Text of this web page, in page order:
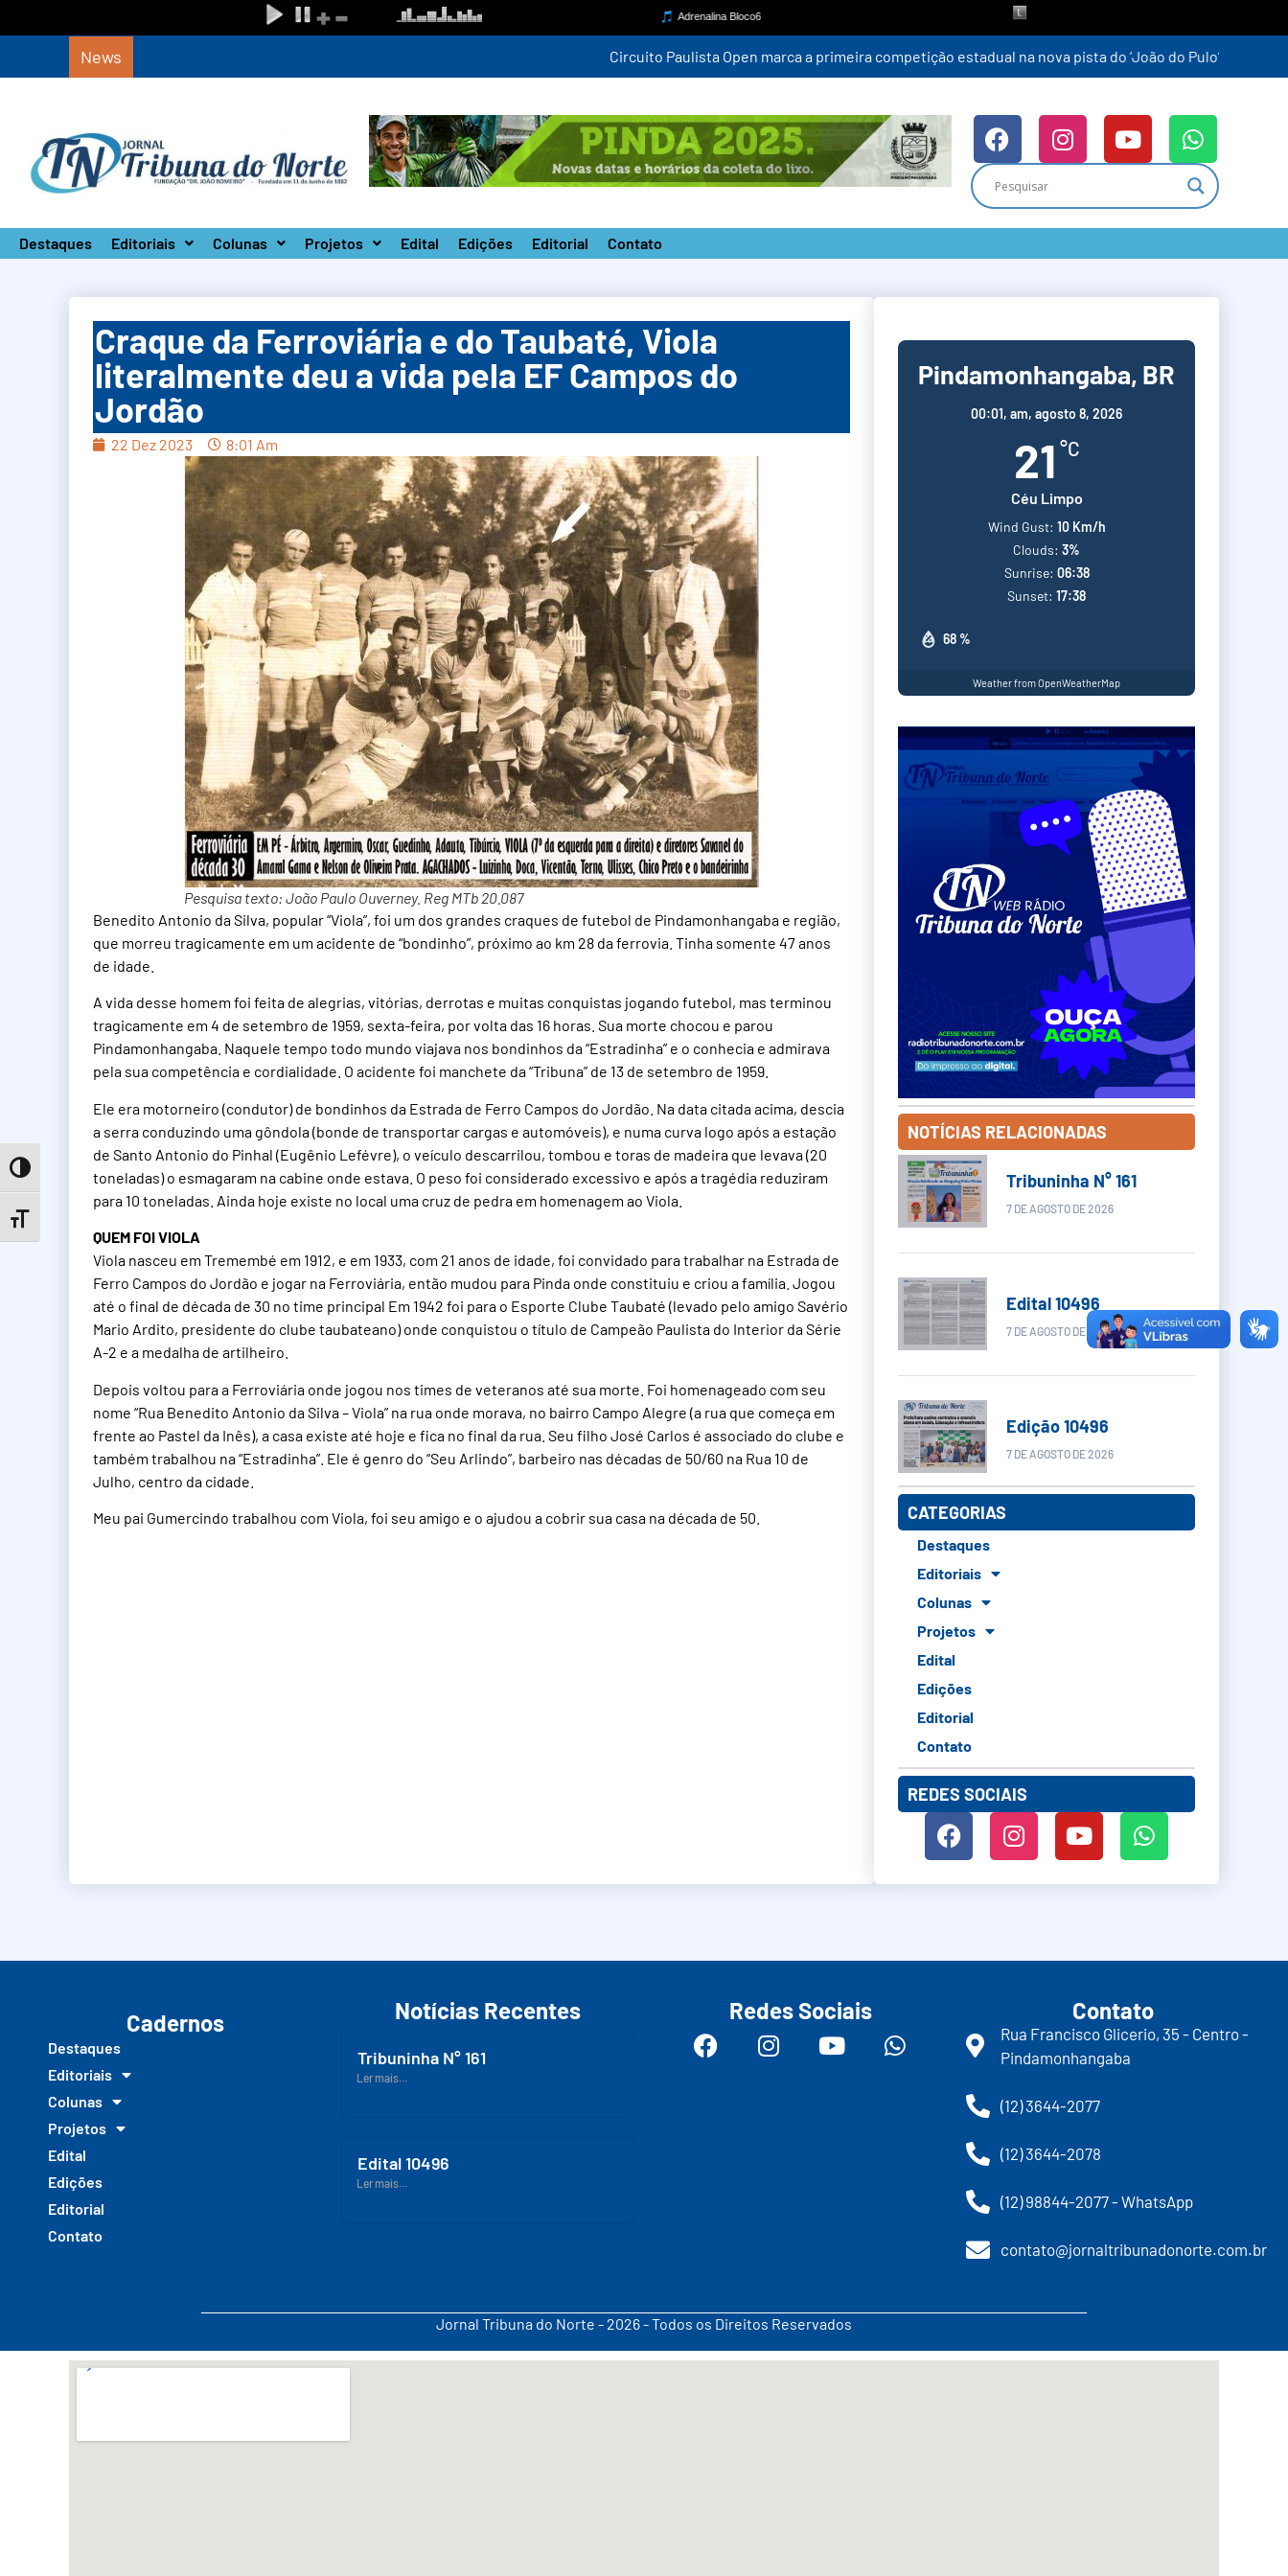
Toggle High Contrast
Toggle Font size
News Circuito Paulista Open marca a primeira competição estadual na nova pista do ‘João do Pulo’
Destaques Editoriais Colunas Projetos Edital Edições Editorial Contato
Craque da Ferroviária e do Taubaté, Viola
literalmente deu a vida pela EF Campos do
Jordão
22 Dez 2023 8:01 Am
Pesquisa texto: João Paulo Ouverney. Reg MTb 20.087
Benedito Antonio da Silva, popular “Viola”, foi um dos grandes craques de futebol de Pindamonhangaba e região,
que morreu tragicamente em um acidente de “bondinho”, próximo ao km 28 da ferrovia. Tinha somente 47 anos
de idade.
A vida desse homem foi feita de alegrias, vitórias, derrotas e muitas conquistas jogando futebol, mas terminou
tragicamente em 4 de setembro de 1959, sexta-feira, por volta das 16 horas. Sua morte chocou e parou
Pindamonhangaba. Naquele tempo todo mundo viajava nos bondinhos da “Estradinha” e o conhecia e admirava
pela sua competência e cordialidade. O acidente foi manchete da “Tribuna” de 13 de setembro de 1959.
Ele era motorneiro (condutor) de bondinhos da Estrada de Ferro Campos do Jordão. Na data citada acima, descia
a serra conduzindo uma gôndola (bonde de transportar cargas e automóveis), e numa curva logo após a estação
de Santo Antonio do Pinhal (Eugênio Lefévre), o veículo descarrilou, tombou e toras de madeira que levava (20
toneladas) o esmagaram na cabine onde estava. O peso foi considerado excessivo e após a tragédia reduziram
para 10 toneladas. Ainda hoje existe no local uma cruz de pedra em homenagem ao Viola.
QUEM FOI VIOLA
Viola nasceu em Tremembé em 1912, e em 1933, com 21 anos de idade, foi convidado para trabalhar na Estrada de
Ferro Campos do Jordão e jogar na Ferroviária, então mudou para Pinda onde constituiu e criou a família. Jogou
até o final de década de 30 no time principal Em 1942 foi para o Esporte Clube Taubaté (levado pelo amigo Savério
Mario Ardito, presidente do clube taubateano) onde conquistou o título de Campeão Paulista do Interior da Série
A-2 e a medalha de artilheiro.
Depois voltou para a Ferroviária onde jogou nos times de veteranos até sua morte. Foi homenageado com seu
nome “Rua Benedito Antonio da Silva – Viola” na rua onde morava, no bairro Campo Alegre (a rua que começa em
frente ao Pastel da Inês), a casa existe até hoje e fica no final da rua. Seu filho José Carlos é associado do clube e
também trabalhou na “Estradinha”. Ele é genro do “Seu Arlindo”, barbeiro nas décadas de 50/60 na Rua 10 de
Julho, centro da cidade.
Meu pai Gumercindo trabalhou com Viola, foi seu amigo e o ajudou a cobrir sua casa na década de 50.
Pindamonhangaba, BR
00:01, am, agosto 8, 2026
21 °C
Céu Limpo
68 %
Wind Gust: 10 Km/h
Clouds: 3%
Sunrise: 06:38
Sunset: 17:38
Weather from OpenWeatherMap
NOTÍCIAS RELACIONADAS
Tribuninha N° 161
7 DE AGOSTO DE 2026
Edital 10496
7 DE AGOSTO DE 2026
Edição 10496
7 DE AGOSTO DE 2026
CATEGORIAS
Destaques
Editoriais
Colunas
Projetos
Edital
Edições
Editorial
Contato
REDES SOCIAIS
Cadernos
Destaques
Editoriais
Colunas
Projetos
Edital
Edições
Editorial
Contato
Notícias Recentes
Tribuninha N° 161
Ler mais...
Edital 10496
Ler mais...
Redes Sociais Contato
Rua Francisco Glicerio, 35 - Centro -
Pindamonhangaba
(12) 3644-2077
(12) 3644-2078
(12) 98844-2077 - WhatsApp
contato@jornaltribunadonorte.com.br
Jornal Tribuna do Norte - 2026 - Todos os Direitos Reservados